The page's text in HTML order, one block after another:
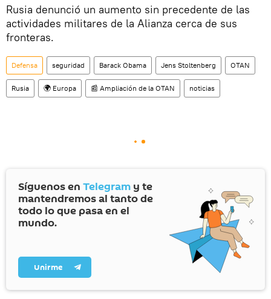
Rusia denunció un aumento sin precedente de las
actividades militares de la Alianza cerca de sus
fronteras.
Defensa seguridad Barack Obama Jens Stoltenberg OTAN
Rusia 🌍 Europa 📰 Ampliación de la OTAN noticias
Síguenos en Telegram y te
mantendremos al tanto de
todo lo que pasa en el
mundo.
Unirme